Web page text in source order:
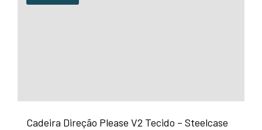
Cadeira Direção Please V2 Tecido – Steelcase